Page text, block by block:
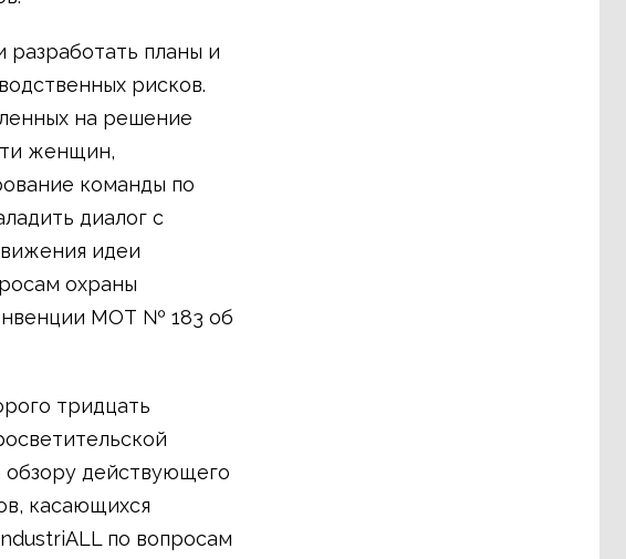
планы и
рисков.
на решение
женщин,
команды по
диалог с
идеи
охраны
МОТ № 183 об
тридцать
обзору действующего
касающихся
по вопросам